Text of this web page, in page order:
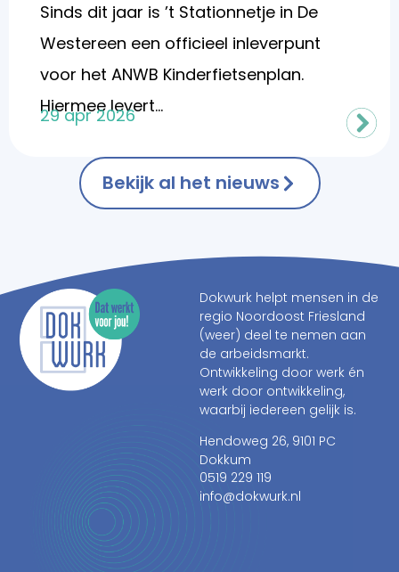
Sinds dit jaar is ’t Stationnetje in De
Westereen een officieel inleverpunt
voor het ANWB Kinderfietsenplan.
Hiermee levert...
29 apr 2026
Bekijk al het nieuws
Dokwurk helpt mensen in de
regio Noordoost Friesland
(weer) deel te nemen aan
de arbeidsmarkt.
Ontwikkeling door werk én
werk door ontwikkeling,
waarbij iedereen gelijk is.
Hendoweg 26, 9101 PC
Dokkum
0519 229 119
info@dokwurk.nl